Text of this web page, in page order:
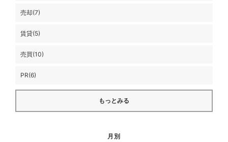
売却(7)
賃貸(5)
売買(10)
PR(6)
もっとみる
月別